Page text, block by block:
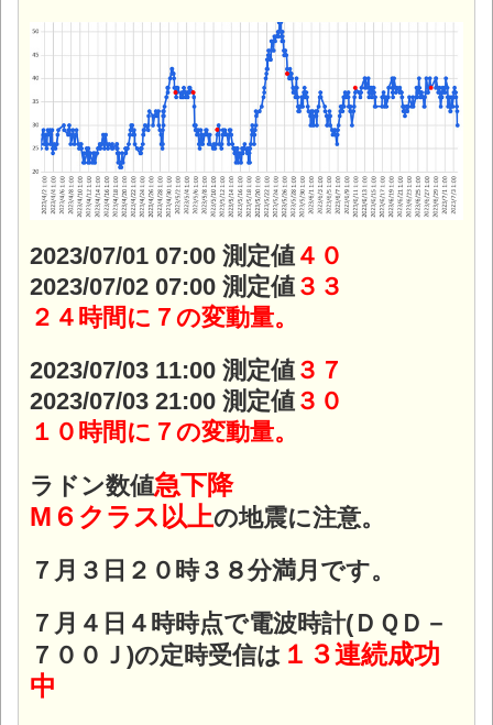
2023/07/01 07:00 測定値 ４０
2023/07/02 07:00 測定値 ３３
２４時間に７の変動量。
2023/07/03 11:00 測定値 ３７
2023/07/03 21:00 測定値 ３０
１０時間に７の変動量。
ラドン数値急下降
M６クラス以上の地震に注意。
７月３日２０時３８分満月です。
７月４日４時時点で電波時計(ＤＱＤ－
７００Ｊ)の定時受信は １３連続成功
中